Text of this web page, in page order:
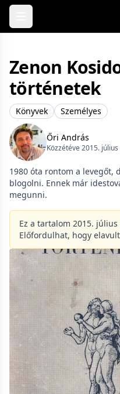
Skip to content
Zenon
történetek
Könyvek Személyes
Őri András
Közzétéve 2015. július
1980 óta rontom a levegőt,
blogolni. Ennek már
megunni.
Ez a tartalom 2015.
Előfordulhat, hogy